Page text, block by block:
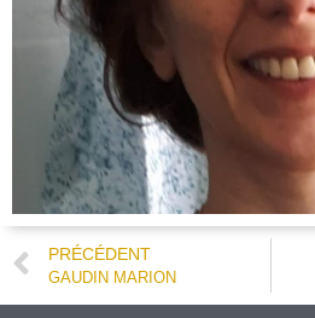
PRÉCÉDENT
GAUDIN MARION